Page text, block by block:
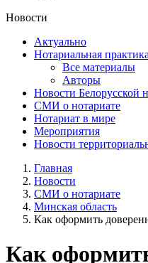
Новости
Актуально
Нотариальная практика
Все материалы
Авторы
Новости Белорусской
СМИ о нотариате
Нотариат в мире
Мероприятия
Новости
Главная
Новости
СМИ о нотариате
Минская область
Как оформить
Как